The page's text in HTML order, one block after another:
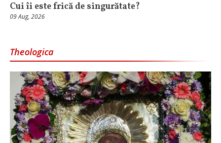
Cui îi este frică de singurătate?
09 Aug, 2026
Theologica